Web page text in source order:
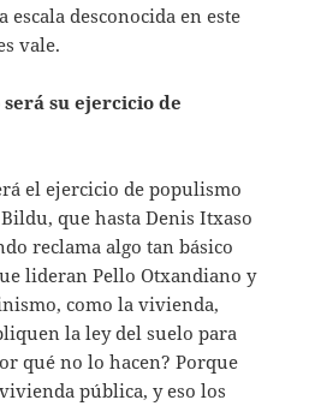
desconocida en este
vale.
será su ejercicio de
el ejercicio de populismo
que hasta Denis Itxaso
reclama algo tan básico
lideran Pello Otxandiano y
como la vivienda,
la ley del suelo para
qué no lo hacen? Porque
pública, y eso los